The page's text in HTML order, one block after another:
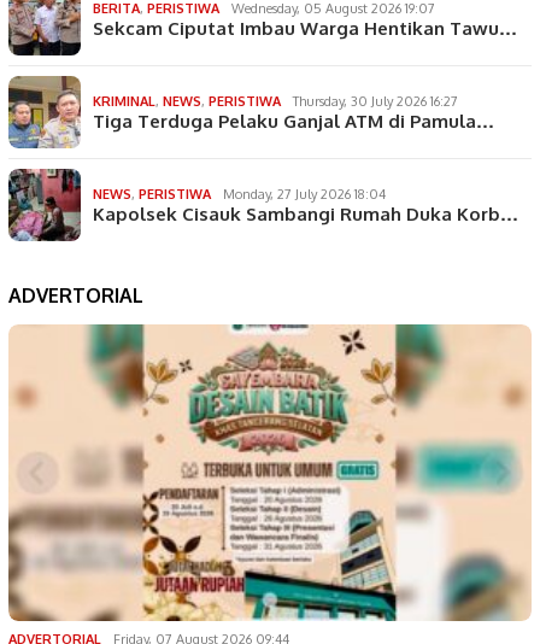
BERITA, PERISTIWA Wednesday, 05 August 2026 19:07
Sekcam Ciputat Imbau Warga Hentikan Tawu…
KRIMINAL, NEWS, PERISTIWA Thursday, 30 July 2026 16:27
Tiga Terduga Pelaku Ganjal ATM di Pamula…
NEWS, PERISTIWA Monday, 27 July 2026 18:04
Kapolsek Cisauk Sambangi Rumah Duka Korb…
ADVERTORIAL
ADVERTORIAL Friday, 07 August 2026 09:44